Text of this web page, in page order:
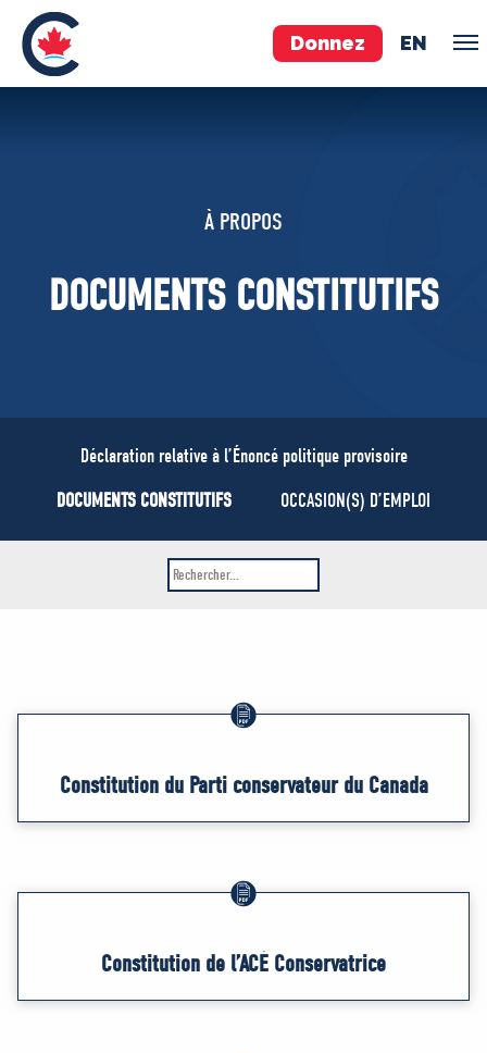
Donnez EN
Vos députés conservateurs
Exécutif national
MÉDIAS
BÉNÉVOLE
ADHÉREZ
À PROPOS
DOCUMENTS CONSTITUTIFS
Déclaration relative à l’Énoncé politique provisoire
DOCUMENTS CONSTITUTIFS
OCCASION(S) D’EMPLOI
Constitution du Parti conservateur du Canada
Constitution de l’ACÉ Conservatrice